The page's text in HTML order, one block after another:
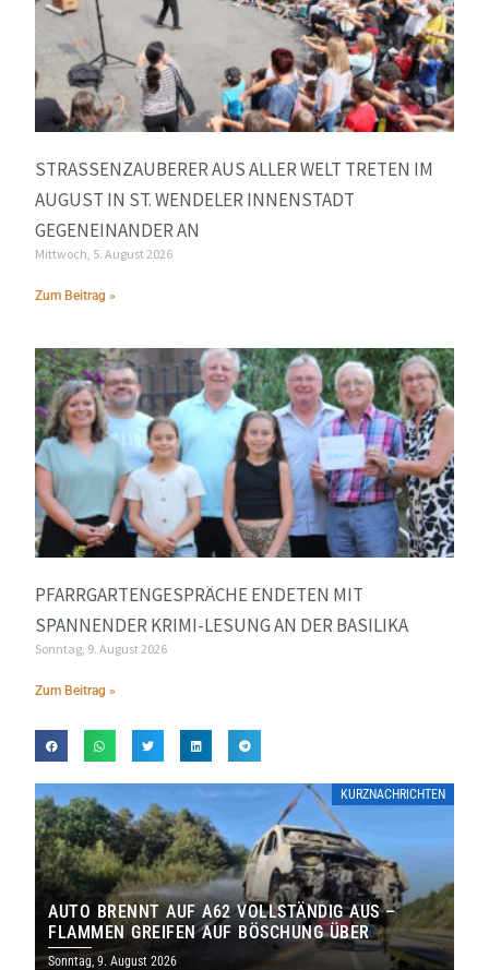
STRASSENZAUBERER AUS ALLER WELT TRETEN IM A
UGUST IN ST. WENDELER INNENSTADT G
EGENEINANDER AN
Mittwoch, 5. August 2026
Zum Beitrag »
PFARRGARTENGESPRÄCHE ENDETEN MIT
SPANNENDER KRIMI-LESUNG AN DER BASILIKA
Sonntag, 9. August 2026
Zum Beitrag »
KURZNACHRICHTEN
AUTO BRENNT AUF A62 VOLLSTÄNDIG AUS –
FLAMMEN GREIFEN AUF BÖSCHUNG ÜBER
Sonntag, 9. August 2026